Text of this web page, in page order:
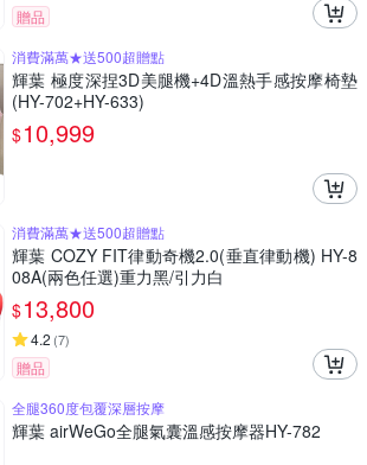
贈品
消費滿萬★送500超贈點
輝葉 極度深捏3D美腿機+4D溫熱手感按摩椅墊
(HY-702+HY-633)
$10,999
消費滿萬★送500超贈點
輝葉 COZY FIT律動奇機2.0(垂直律動機) HY-8
08A(兩色任選)重力黑/引力白
$13,800
4.2 (7)
贈品
全腿360度包覆深層按摩
輝葉 airWeGo全腿氣囊溫感按摩器HY-782